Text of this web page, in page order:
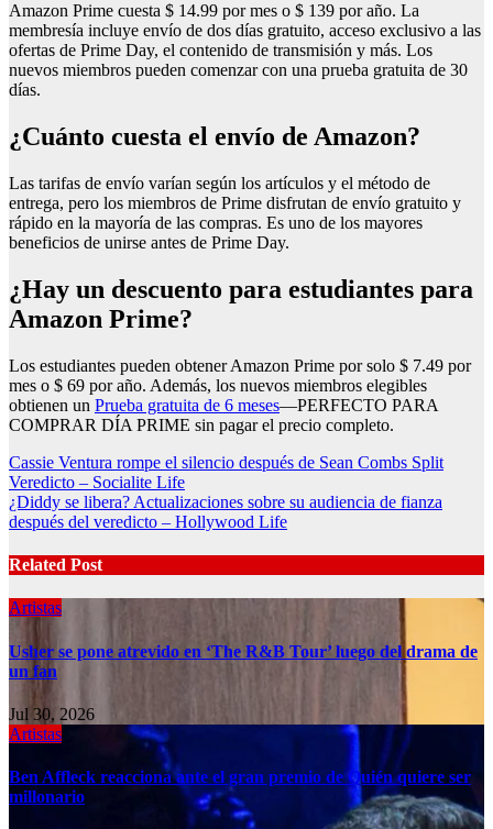
Amazon Prime cuesta $ 14.99 por mes o $ 139 por año. La
membresía incluye envío de dos días gratuito, acceso exclusivo a las
ofertas de Prime Day, el contenido de transmisión y más. Los
nuevos miembros pueden comenzar con una prueba gratuita de 30
días.
¿Cuánto cuesta el envío de Amazon?
Las tarifas de envío varían según los artículos y el método de
entrega, pero los miembros de Prime disfrutan de envío gratuito y
rápido en la mayoría de las compras. Es uno de los mayores
beneficios de unirse antes de Prime Day.
¿Hay un descuento para estudiantes para
Amazon Prime?
Los estudiantes pueden obtener Amazon Prime por solo $ 7.49 por
mes o $ 69 por año. Además, los nuevos miembros elegibles
obtienen un Prueba gratuita de 6 meses—PERFECTO PARA
COMPRAR DÍA PRIME sin pagar el precio completo.
Post
navigation
Cassie Ventura rompe el silencio después de Sean Combs Split
Veredicto – Socialite Life
¿Diddy se libera? Actualizaciones sobre su audiencia de fianza
después del veredicto – Hollywood Life
Related Post
Artistas
Usher se pone atrevido en ‘The R&B Tour’ luego del drama de
un fan
Jul 30, 2026
Artistas
Ben Affleck reacciona ante el gran premio de Quién quiere ser
millonario